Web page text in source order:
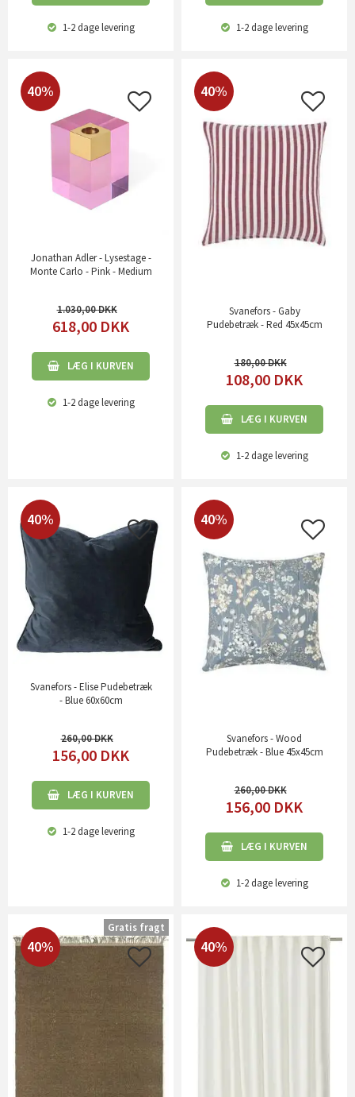
1-2 dagelevering 1-2 dagelevering
40%
Jonathan Adler - Lysestage -
Monte Carlo - Pink - Medium
1.030,00
618,00 DKK
LÆG I KURVEN
1-2 dagelevering
40%
Svanefors - Gaby
Pudebetræk - Red 45x45cm
180,00
108,00 DKK
LÆG I KURVEN
1-2 dagelevering
40%
Svanefors - Elise Pudebetræk
- Blue 60x60cm
260,00
156,00 DKK
LÆG I KURVEN
1-2 dagelevering
40%
Svanefors - Wood
Pudebetræk - Blue 45x45cm
260,00
156,00 DKK
LÆG I KURVEN
1-2 dagelevering
40%
Gratis fragt
40%